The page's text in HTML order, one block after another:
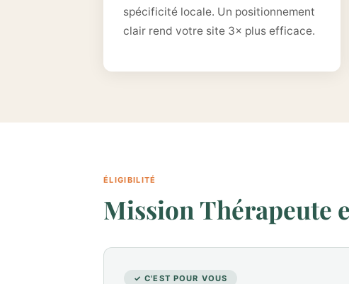
spécificité locale. Un positionnement
clair rend votre site 3× plus efficace.
ÉLIGIBILITÉ
Mission Thérapeute
✓ C'EST POUR VOUS